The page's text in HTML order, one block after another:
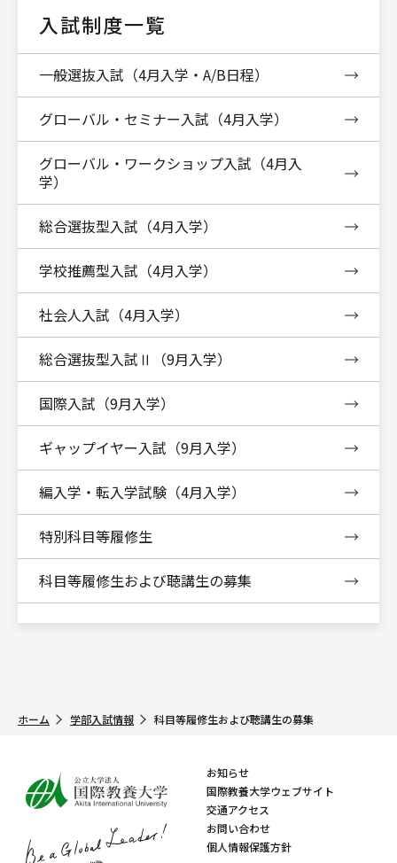
入試制度一覧
一般選抜入試（4月入学・A/B日程）
グローバル・セミナー入試（4月入学）
グローバル・ワークショップ入試（4月入
学）
総合選抜型入試（4月入学）
学校推薦型入試（4月入学）
社会人入試（4月入学）
総合選抜型入試Ⅱ（9月入学）
国際入試（9月入学）
ギャップイヤー入試（9月入学）
編入学・転入学試験（4月入学）
特別科目等履修生
科目等履修生および聴講生の募集
ホーム 学部入試情報 科目等履修生および聴講生の募集
お知らせ
国際教養大学ウェブサイト
交通アクセス
お問い合わせ
個人情報保護方針